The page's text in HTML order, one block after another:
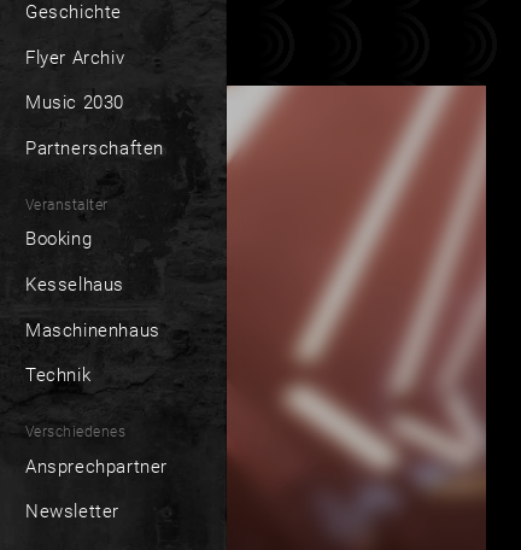
Geschichte
Flyer Archiv
Music 2030
Partnerschaften
Veranstalter
Booking
Kesselhaus
Maschinenhaus
Technik
Verschiedenes
Ansprechpartner
Newsletter